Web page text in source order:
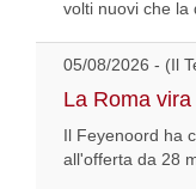
volti nuovi che la
05/08/2026 - (Il
La Roma
Il Feyenoord ha
all'offerta da 28